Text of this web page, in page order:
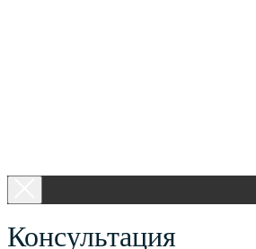
Консультация